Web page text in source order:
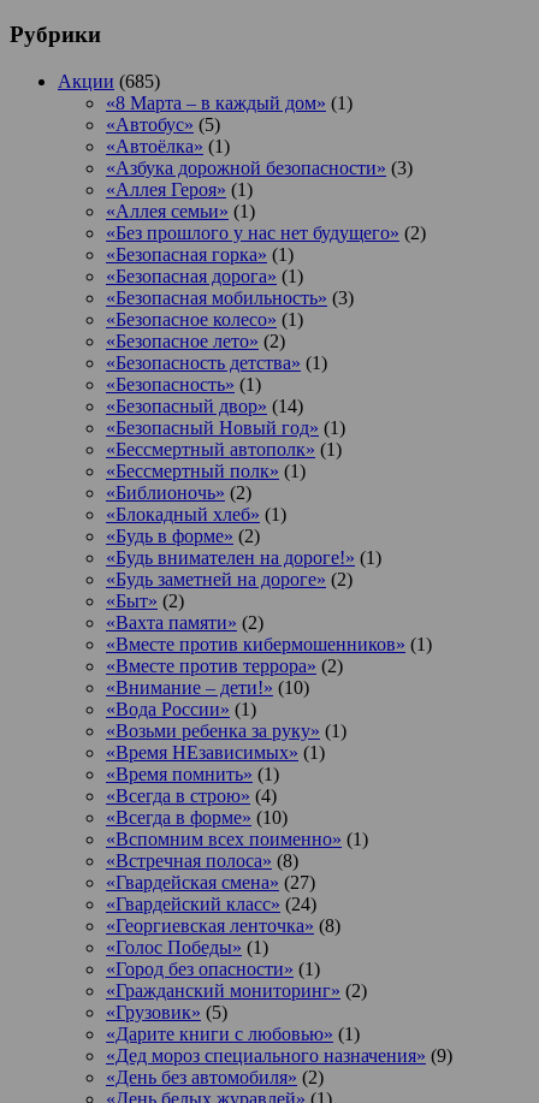
Рубрики
Акции (685)
«8 Марта – в каждый дом» (1)
«Автобус» (5)
«Автоёлка» (1)
«Азбука дорожной безопасности» (3)
«Аллея Героя» (1)
«Аллея семьи» (1)
«Без прошлого у нас нет будущего» (2)
«Безопасная горка» (1)
«Безопасная дорога» (1)
«Безопасная мобильность» (3)
«Безопасное колесо» (1)
«Безопасное лето» (2)
«Безопасность детства» (1)
«Безопасность» (1)
«Безопасный двор» (14)
«Безопасный Новый год» (1)
«Бессмертный автополк» (1)
«Бессмертный полк» (1)
«Библионочь» (2)
«Блокадный хлеб» (1)
«Будь в форме» (2)
«Будь внимателен на дороге!» (1)
«Будь заметней на дороге» (2)
«Быт» (2)
«Вахта памяти» (2)
«Вместе против кибермошенников» (1)
«Вместе против террора» (2)
«Внимание – дети!» (10)
«Вода России» (1)
«Возьми ребенка за руку» (1)
«Время НЕзависимых» (1)
«Время помнить» (1)
«Всегда в строю» (4)
«Всегда в форме» (10)
«Вспомним всех поименно» (1)
«Встречная полоса» (8)
«Гвардейская смена» (27)
«Гвардейский класс» (24)
«Георгиевская ленточка» (8)
«Голос Победы» (1)
«Город без опасности» (1)
«Гражданский мониторинг» (2)
«Грузовик» (5)
«Дарите книги с любовью» (1)
«Дед мороз специального назначения» (9)
«День без автомобиля» (2)
«День белых журавлей» (1)